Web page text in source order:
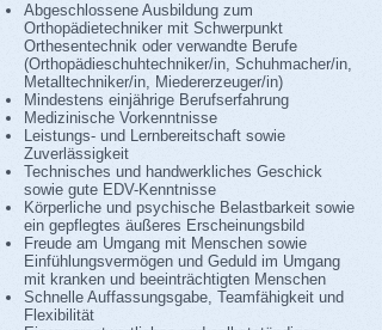
Abgeschlossene Ausbildung zum
Orthopädietechniker mit Schwerpunkt
Orthesentechnik oder verwandte Berufe
(Orthopädieschuhtechniker/in, Schuhmacher/in,
Metalltechniker/in, Miedererzeuger/in)
Mindestens einjährige Berufserfahrung
Medizinische Vorkenntnisse
Leistungs- und Lernbereitschaft sowie
Zuverlässigkeit
Technisches und handwerkliches Geschick
sowie gute EDV-Kenntnisse
Körperliche und psychische Belastbarkeit sowie
ein gepflegtes äußeres Erscheinungsbild
Freude am Umgang mit Menschen sowie
Einfühlungsvermögen und Geduld im Umgang
mit kranken und beeinträchtigten Menschen
Schnelle Auffassungsgabe, Teamfähigkeit und
Flexibilität